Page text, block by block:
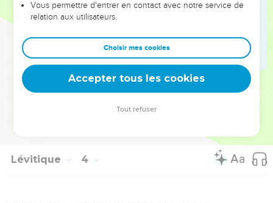
qu'il ne veut point jouir sans lui des biens qu'il lui
accorde.
Le sacrifice d'actions de grâcesest l'hommage de
reconnaissance que l'homme offre à Dieu pour la
réconciliation qu'il lui a accordée et pour tous les
bienfaits dont il jouit dans cet état.
Lévitique 4
Vous permettre d'entrer en contact avec notre service de
relation aux utilisateurs.
Choisir mes cookies
Accepter tous les cookies
Tout refuser